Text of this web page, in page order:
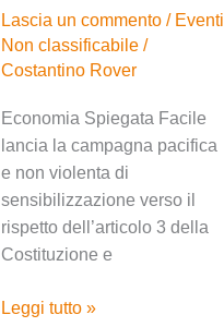
Lascia un commento / Eventi
Non classificabile /
Costantino Rover
Economia Spiegata Facile
lancia la campagna pacifica
e non violenta di
sensibilizzazione verso il
rispetto dell’articolo 3 della
Costituzione e
Leggi tutto »